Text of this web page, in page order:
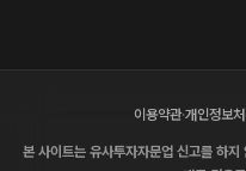
이용약관·개인정보
본 사이트는 유사투자자문업 신고를 하지